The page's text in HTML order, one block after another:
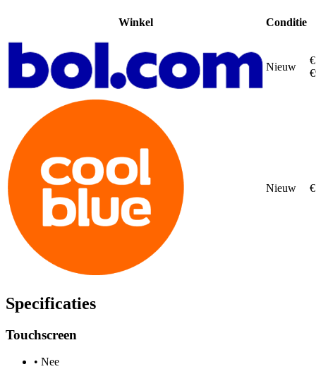
Winkel Conditie
Nieuw
Nieuw
Specificaties
Touchscreen
• Nee